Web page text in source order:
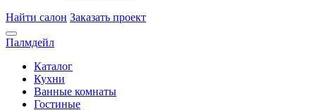
Найти салон Заказать проект
Палмдейл
Каталог
Кухни
Ванные комнаты
Гостиные